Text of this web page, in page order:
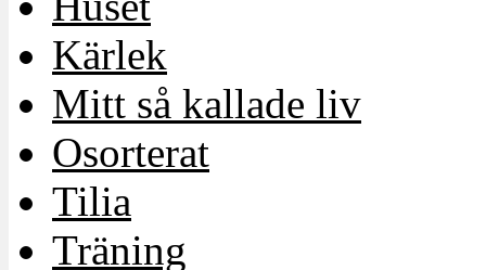
Kärlek
Mitt så kallade liv
Osorterat
Tilia
Träning